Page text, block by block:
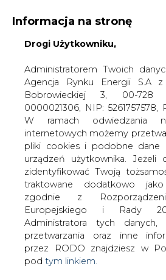
KONTAKT:
WYDAWCA PORTALU:
WYSOKI KONTRAST
WŁĄCZ CIRE.TV
Informacja na stronę
Drogi Użytkowniku,
Administratorem Twoich
Agencja Rynku Energii S.A
Bobrowieckiej 3, 00-728
0000021306, NIP: 5261757578,
W ramach odwiedzania
internetowych możemy
pliki cookies i podobne dane
urządzeń użytkownika. Jeżeli
zidentyfikować Twoją
traktowane dodatkowo
zgodnie z
Europejskiego i Rady
Administratora tych
przetwarzania oraz inne
przez RODO znajdziesz w
pod tym linkiem.